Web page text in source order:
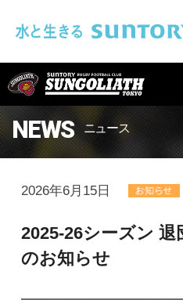
NEWS ニュース
2026年6月15日
2025-26シーズン 退
のお知らせ